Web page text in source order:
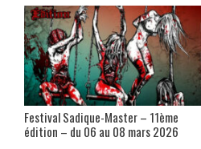
Festival Sadique-Master – 11ème
édition – du 06 au 08 mars 2026